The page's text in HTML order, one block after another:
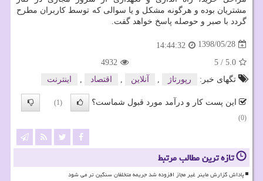
مشتریان بوده و هرگونه مشکل و یا سوالی که توسط کاربران مطرح
گردد با صبر و حوصله پاسخ خواهد گفت.
1398/05/28
14:44:32
5.0
/
5
4932
تگهای خبر:
رپورتاژ آنلاین اقتصاد اینترنت
این پست کار و درآمد مورد قبول شماست؟
(1)
(0)
تازه ترین مطالب مرتبط
پاداش گزارش ماینر غیر مجاز افزوده شد جریمه متخلفان سنگین تر می شود